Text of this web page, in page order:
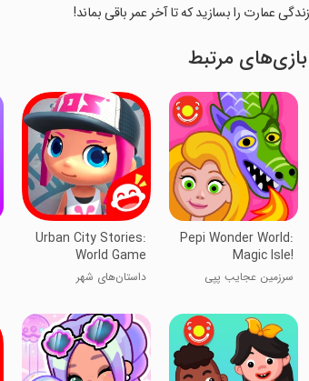
زندگی عمارت را بسازید که تا آخر عمر باقی بماند!
بازی‌های مرتبط
Pepi Wonder World:
Magic Isle!
سرزمین عجایب پپی
Urban City Stories:
World Game
داستان‌های شهر